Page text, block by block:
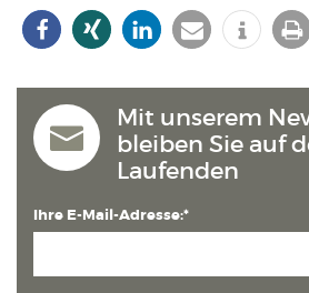
Mit unserem
bleiben Sie auf
Laufenden
Ihre E-Mail-Adresse:*